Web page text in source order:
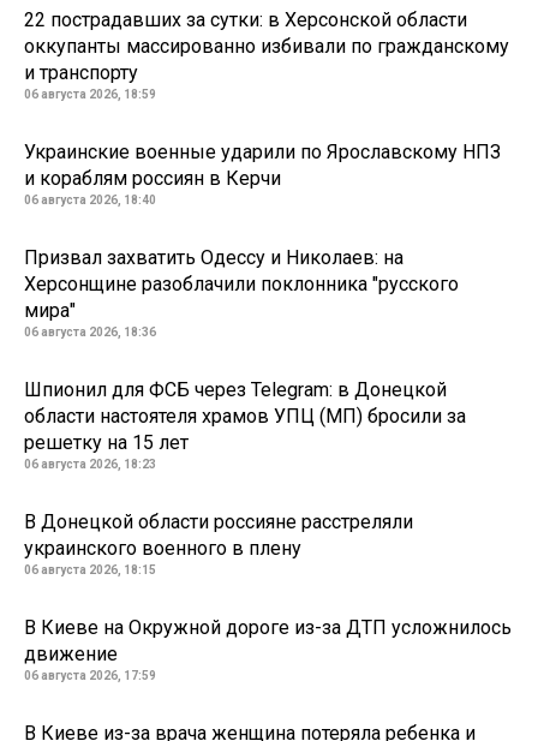
22 пострадавших за сутки: в Херсонской области
оккупанты массированно избивали по гражданскому
и транспорту
06 августа 2026, 18:59
Украинские военные ударили по Ярославскому НПЗ
и кораблям россиян в Керчи
06 августа 2026, 18:40
Призвал захватить Одессу и Николаев: на
Херсонщине разоблачили поклонника "русского
мира"
06 августа 2026, 18:36
Шпионил для ФСБ через Telegram: в Донецкой
области настоятеля храмов УПЦ (МП) бросили за
решетку на 15 лет
06 августа 2026, 18:23
В Донецкой области россияне расстреляли
украинского военного в плену
06 августа 2026, 18:15
В Киеве на Окружной дороге из-за ДТП усложнилось
движение
06 августа 2026, 17:59
В Киеве из-за врача женщина потеряла ребенка и